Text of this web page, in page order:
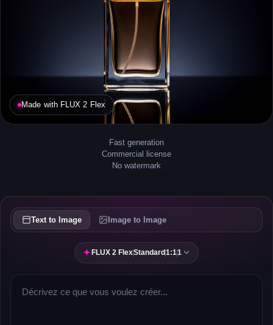
Made with FLUX 2 Flex
Fast generation
Commercial license
No watermark
Text to Image Image to Image
FLUX 2 Flex|Standard |1:1|1